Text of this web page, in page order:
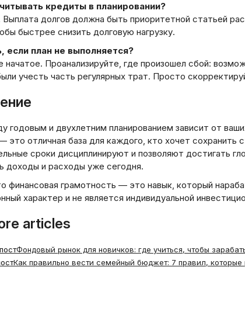
кредиты в планировании?
Выплата долгов должна быть приоритетной статьей
быстрее снизить долговую нагрузку.
если план не выполняется?
начатое. Проанализируйте, где произошел сбой:
учесть часть регулярных трат. Просто
годовым и двухлетним планированием зависит от
это отличная база для каждого, кто хочет сохранить
сроки дисциплинируют и позволяют достигать
доходы и расходы уже сегодня.
финансовая грамотность — это навык, который
характер и не является индивидуальной
articles
Фондовый рынок для новичков: где учиться, чтобы
Как правильно вести семейный бюджет: 7 правил, которые